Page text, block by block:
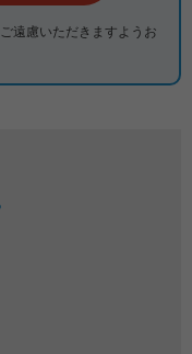
遠慮いただきますよう お